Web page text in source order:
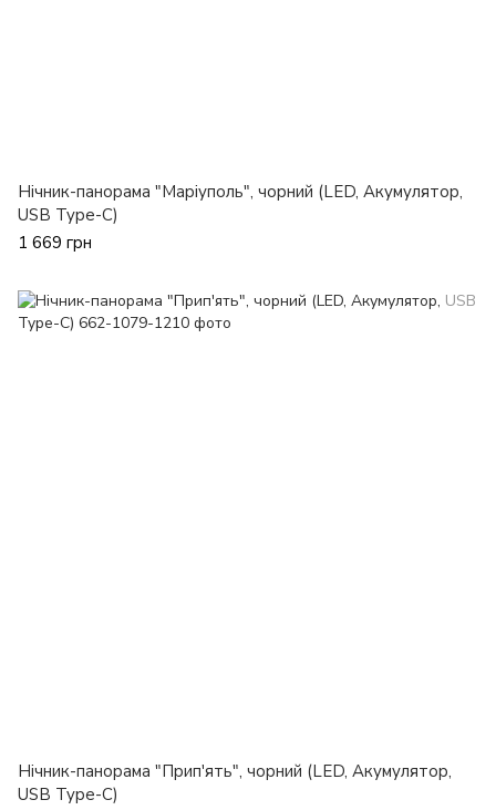
Нічник-панорама "Маріуполь", чорний (LED, Акумулятор,
USB Type-C)
1 669 грн
Нічник-панорама "Прип'ять", чорний (LED, Акумулятор,
USB Type-C)